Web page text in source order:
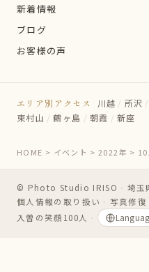
新着情報
ブログ
お客様の声
エリア別アクセス 川越 / 所沢 /
東村山 / 鶴ヶ島 / 朝霞 / 新座
HOME > イベント >2022年 > 10
© Photo Studio IRISO ・ 埼玉
個人情報の取り扱い ・ 写真修
入曽の笑顔100人 ・